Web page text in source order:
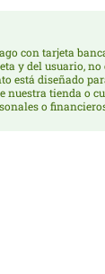
con tarjeta
y del usuario,
está diseñado
nuestra tienda o
o